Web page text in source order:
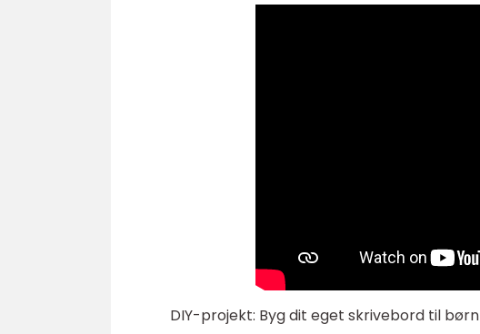
DIY-projekt: Byg dit eget skrivebord til børn